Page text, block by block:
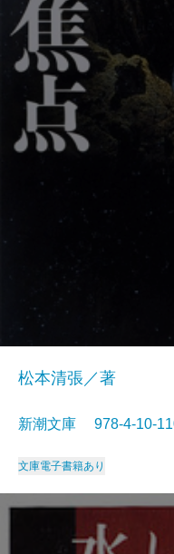
松本清張／著
新潮文庫 978-4-10-
文庫電子書籍あり